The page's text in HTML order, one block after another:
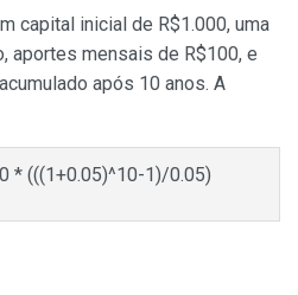
capital inicial de R$1.000, uma
aportes mensais de R$100, e
após 10 anos. A
* (((1+0.05)^10-1)/0.05)